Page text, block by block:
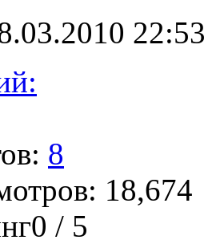
22:53
8
18,674
/ 5